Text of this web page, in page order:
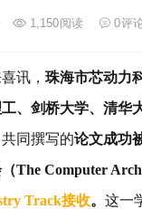
1,150阅读 0评
讯， 珠海市芯动力
、剑桥大学、清华
共同撰写的论文成功
The Computer
Track接收。 这一